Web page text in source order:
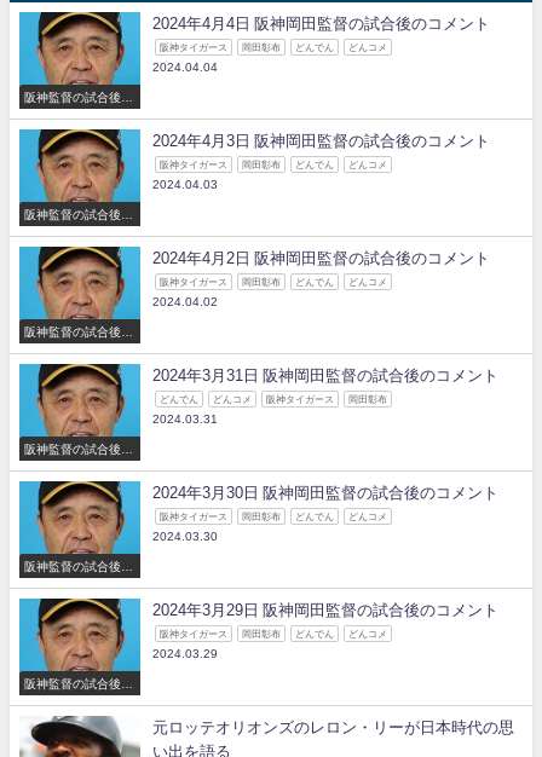
阪神監督の試合後の
コメント
2024年4月4日 阪神岡田監督の試合後のコメント
阪神タイガース 岡田彰布 どんでん どんコメ
2024.04.04
阪神監督の試合後の
コメント
2024年4月3日 阪神岡田監督の試合後のコメント
阪神タイガース 岡田彰布 どんでん どんコメ
2024.04.03
阪神監督の試合後の
コメント
2024年4月2日 阪神岡田監督の試合後のコメント
阪神タイガース 岡田彰布 どんでん どんコメ
2024.04.02
阪神監督の試合後の
コメント
2024年3月31日 阪神岡田監督の試合後のコメント
どんでん どんコメ 阪神タイガース 岡田彰布
2024.03.31
阪神監督の試合後の
コメント
2024年3月30日 阪神岡田監督の試合後のコメント
阪神タイガース 岡田彰布 どんでん どんコメ
2024.03.30
阪神監督の試合後の
コメント
2024年3月29日 阪神岡田監督の試合後のコメント
阪神タイガース 岡田彰布 どんでん どんコメ
2024.03.29
元ロッテオリオンズのレロン・リーが日本時代の思
い出を語る